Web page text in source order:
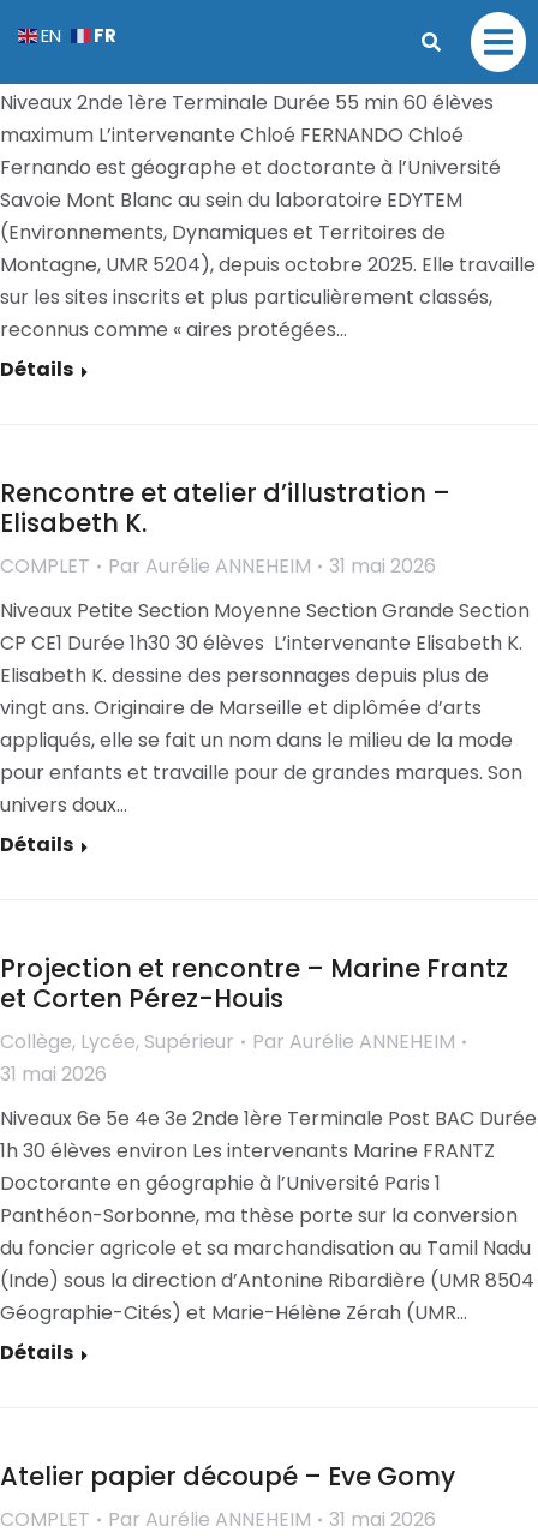
31 mai 2026
Niveaux 2nde 1ère Terminale Durée 55 min 60 élèves
maximum L’intervenante Chloé FERNANDO Chloé
Fernando est géographe et doctorante à l’Université
Savoie Mont Blanc au sein du laboratoire EDYTEM
(Environnements, Dynamiques et Territoires de
Montagne, UMR 5204), depuis octobre 2025. Elle travaille
sur les sites inscrits et plus particulièrement classés,
reconnus comme « aires protégées…
Détails
Rencontre et atelier d’illustration –
Elisabeth K.
COMPLET Par Aurélie ANNEHEIM
31 mai 2026
Niveaux Petite Section Moyenne Section Grande Section
CP CE1 Durée 1h30 30 élèves L’intervenante Elisabeth K.
Elisabeth K. dessine des personnages depuis plus de
vingt ans. Originaire de Marseille et diplômée d’arts
appliqués, elle se fait un nom dans le milieu de la mode
pour enfants et travaille pour de grandes marques. Son
univers doux…
Détails
Projection et rencontre – Marine Frantz
et Corten Pérez-Houis
Collège, Lycée, Supérieur Par Aurélie ANNEHEIM
31 mai 2026
Niveaux 6e 5e 4e 3e 2nde 1ère Terminale Post BAC Durée
1h 30 élèves environ Les intervenants Marine FRANTZ
Doctorante en géographie à l’Université Paris 1
Panthéon-Sorbonne, ma thèse porte sur la conversion
du foncier agricole et sa marchandisation au Tamil Nadu
(Inde) sous la direction d’Antonine Ribardière (UMR 8504
Géographie-Cités) et Marie-Hélène Zérah (UMR…
Détails
Atelier papier découpé – Eve Gomy
COMPLET Par Aurélie ANNEHEIM
31 mai 2026
EN FR